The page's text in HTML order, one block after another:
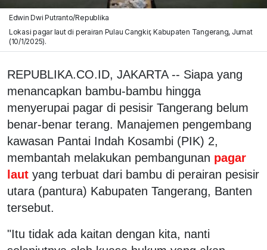
Edwin Dwi Putranto/Republika
Lokasi pagar laut di perairan Pulau Cangkir, Kabupaten Tangerang, Jumat
(10/1/2025).
REPUBLIKA.CO.ID, JAKARTA -- Siapa yang
menancapkan bambu-bambu hingga
menyerupai pagar di pesisir Tangerang belum
benar-benar terang. Manajemen pengembang
kawasan Pantai Indah Kosambi (PIK) 2,
membantah melakukan pembangunan pagar
laut yang terbuat dari bambu di perairan pesisir
utara (pantura) Kabupaten Tangerang, Banten
tersebut.
"Itu tidak ada kaitan dengan kita, nanti